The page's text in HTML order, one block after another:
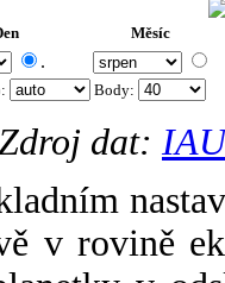
Měsíc
.
Body:
dat:
v rovině